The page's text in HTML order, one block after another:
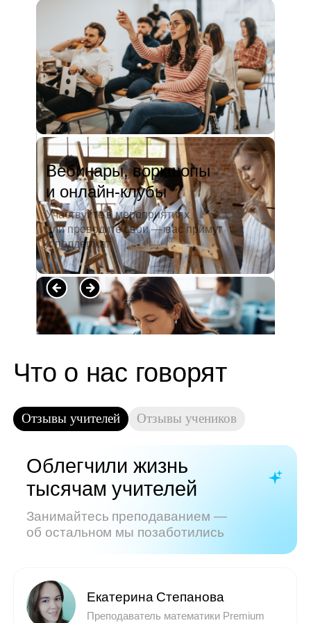
Вебинары, воркшопы
и онлайн-клубы
Участвуйте в мероприятиях
или проводите свои — вас примут
и поддержат
педагогический университет, пошла
преподавать в школу. Проработав в ней
5 лет, я поняла, что нужно двигать...
Читать полностью →
Показать все отзывы
Часто задаваемые
вопросы